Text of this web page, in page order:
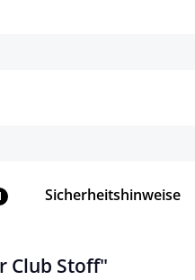
Sicherheitshinweise
Club Stoff"